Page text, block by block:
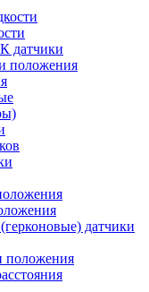
датчики
положения
датчики
положения